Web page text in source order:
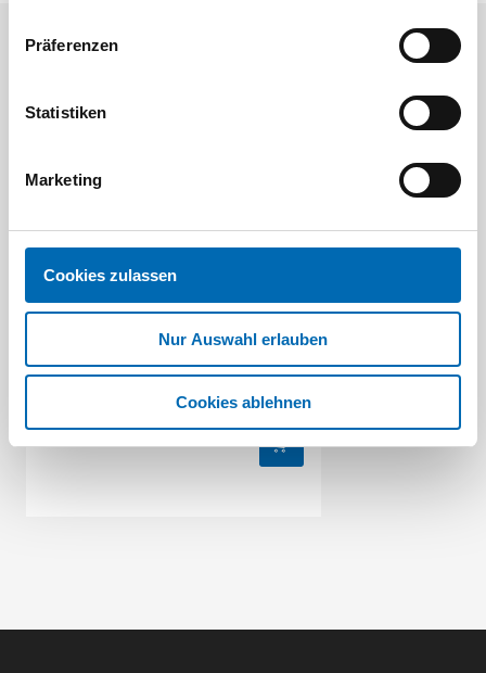
Präferenzen
Statistiken
Marketing
Cookies zulassen
Nur Auswahl erlauben
Cookies ablehnen
STAHLHÄRTER
Schreinerhammer DIN 5109 25 mm